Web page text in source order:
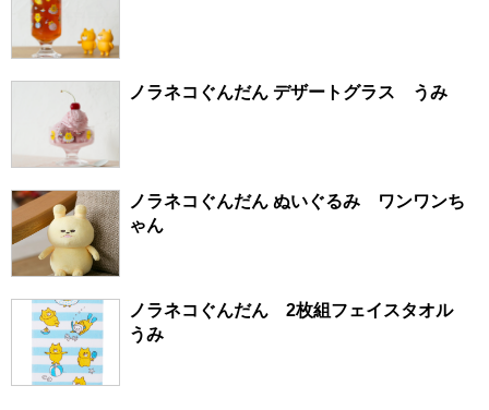
ノラネコぐんだん デザートグラス うみ
ノラネコぐんだん ぬいぐるみ ワンワンち
ゃん
ノラネコぐんだん 2枚組フェイスタオル
うみ